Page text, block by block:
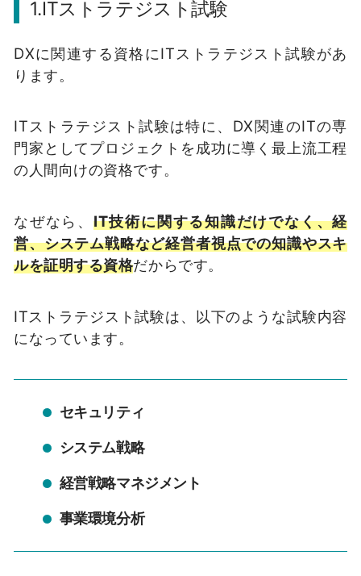
1.ITストラテジスト試験
DXに関連する資格にITストラテジスト試験があ
ります。
ITストラテジスト試験は特に、DX関連のITの専
門家としてプロジェクトを成功に導く最上流工程
の人間向けの資格です。
なぜなら、 IT技術に関する知識だけでなく、経
営、システム戦略など経営者視点での知識やスキ
ルを証明する資格だからです。
ITストラテジスト試験は、以下のような試験内容
になっています。
セキュリティ
システム戦略
経営戦略マネジメント
事業環境分析